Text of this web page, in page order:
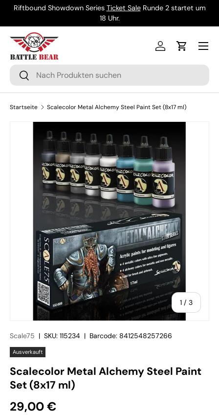
Riftbound Showdown Series Ticket SaleRunde 2 startet um
18 Uhr.
Suchen
Suchen
Einloggen
Menü
Startseite Scalecolor Metal Alchemy Steel Paint Set (8x17 ml)
1 / von
3
Scale75 | SKU: 115234 | Barcode: 8412548257266
Ausverkauft
Scalecolor Metal Alchemy Steel Paint
Set (8x17 ml)
29,00 €